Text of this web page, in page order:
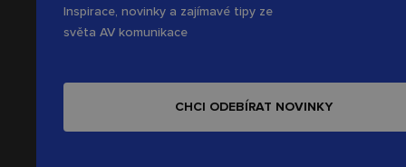
Inspirace, novinky a zajímavé tipy ze
světa AV komunikace
CHCI ODEBÍRAT NOVINKY